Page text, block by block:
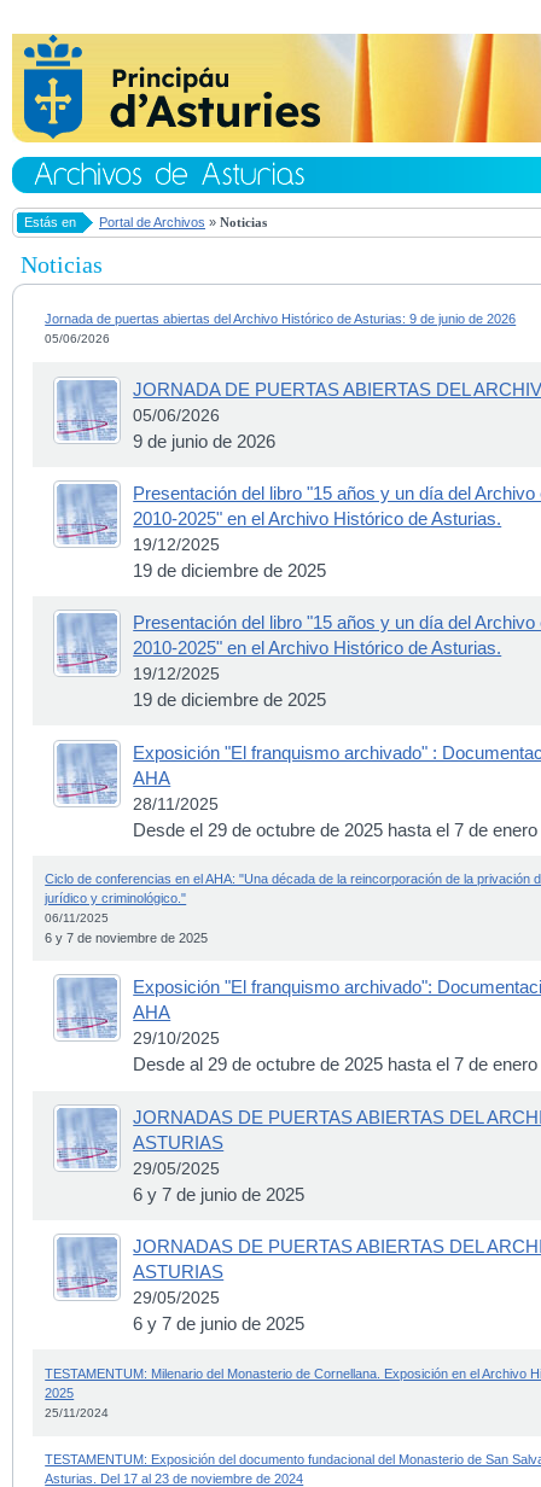
Estás en Portal de Archivos » Noticias
Noticias
Jornada de puertas abiertas del Archivo Histórico de Asturias: 9 de junio de 2026
05/06/2026
JORNADA DE PUERTAS ABIERTAS DEL
05/06/2026
9 de junio de 2026
Presentación del libro "15 años y un día del
2010-2025" en el Archivo Histórico de Asturias.
19/12/2025
19 de diciembre de 2025
Presentación del libro "15 años y un día del
2010-2025" en el Archivo Histórico de Asturias.
19/12/2025
19 de diciembre de 2025
Exposición "El franquismo archivado" :
AHA
28/11/2025
Desde el 29 de octubre de 2025 hasta el 7 de
Ciclo de conferencias en el AHA: "Una década de la reincorporación de la privación
jurídico y criminológico."
06/11/2025
6 y 7 de noviembre de 2025
Exposición "El franquismo archivado":
AHA
29/10/2025
Desde al 29 de octubre de 2025 hasta el 7 de
JORNADAS DE PUERTAS ABIERTAS DEL
ASTURIAS
29/05/2025
6 y 7 de junio de 2025
JORNADAS DE PUERTAS ABIERTAS DEL
ASTURIAS
29/05/2025
6 y 7 de junio de 2025
TESTAMENTUM: Milenario del Monasterio de Cornellana. Exposición en el Archivo
2025
25/11/2024
TESTAMENTUM: Exposición del documento fundacional del Monasterio de San
Asturias. Del 17 al 23 de noviembre de 2024